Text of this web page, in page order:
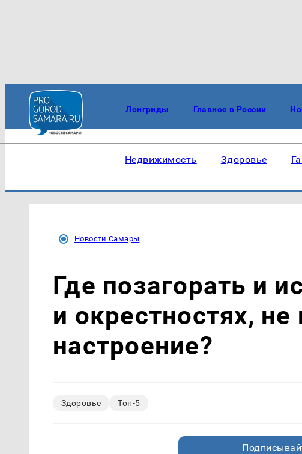
Лонгриды Главное в России
Недвижимость Здоровье
Новости Самары
Где позагорать и
и окрестностях, не
настроение?
Здоровье Топ-5